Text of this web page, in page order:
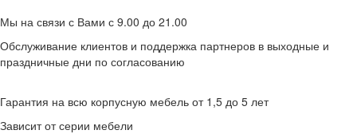
Мы на связи с Вами с 9.00 до 21.00
Обслуживание клиентов и поддержка партнеров в выходные и
праздничные дни по согласованию
Гарантия на всю корпусную мебель от 1,5 до 5 лет
Зависит от серии мебели